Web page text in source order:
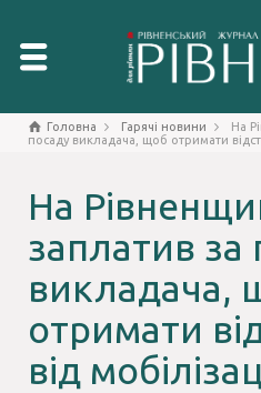
Головна Гарячі новини
На
посаду викладача, щоб отримати
На
заплатив за
викладача,
отримати
від